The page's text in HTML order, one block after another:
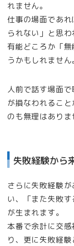
れません。
仕事の場面であ
られない」と思わ
有能どころか「
うかもしれません
人前で話す場面
が損なわれるこ
のも無理はありま
失敗経験から
さらに失敗経験
い、「また失敗
が生まれます。
本番で余計に交
り、更に失敗経